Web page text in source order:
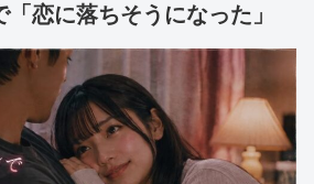
恋に落ちそうになった」